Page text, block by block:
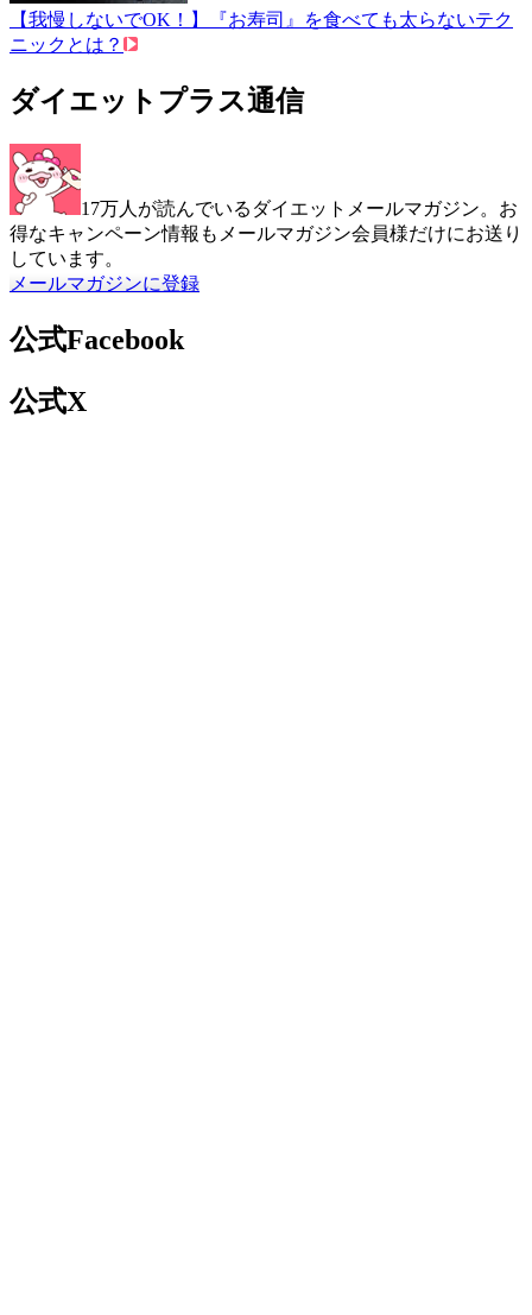
【我慢しないでOK！】『お寿司』を食べても太らないテク
ニックとは？
ダイエットプラス通信
17万人が読んでいるダイエットメールマガジン。お
得なキャンペーン情報もメールマガジン会員様だけにお送り
しています。
メールマガジンに登録
公式Facebook
公式X